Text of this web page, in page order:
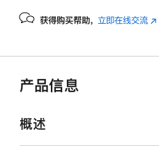
获得购买帮助， 立即在线交流 (在
产品信息
概述